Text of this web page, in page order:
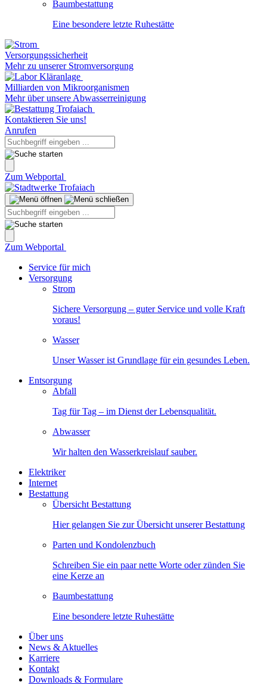
Baumbestattung
Eine besondere letzte Ruhestätte
Versorgungssicherheit
Mehr zu unserer Stromversorgung
Milliarden von Mikroorganismen
Mehr über unsere Abwasserreinigung
Kontaktieren Sie uns!
Anrufen
Zum Webportal
Zum Webportal
Service für mich
Versorgung
Strom
Sichere Versorgung – guter Service und volle Kraft
voraus!
Wasser
Unser Wasser ist Grundlage für ein gesundes Leben.
Entsorgung
Abfall
Tag für Tag – im Dienst der Lebensqualität.
Abwasser
Wir halten den Wasserkreislauf sauber.
Elektriker
Internet
Bestattung
Übersicht Bestattung
Hier gelangen Sie zur Übersicht unserer Bestattung
Parten und Kondolenzbuch
Schreiben Sie ein paar nette Worte oder zünden Sie
eine Kerze an
Baumbestattung
Eine besondere letzte Ruhestätte
Über uns
News & Aktuelles
Karriere
Kontakt
Downloads & Formulare